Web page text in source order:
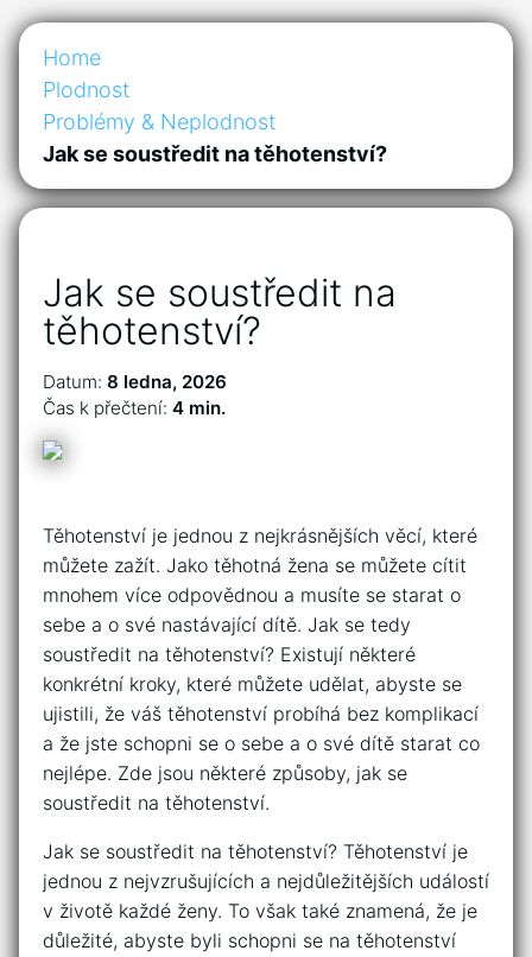
Home
Plodnost
Problémy & Neplodnost
Jak se soustředit na těhotenství?
Jak se soustředit na
těhotenství?
Datum: 8 ledna, 2026
Čas k přečtení: 4 min.
Těhotenství je jednou z nejkrásnějších věcí, které
můžete zažít. Jako těhotná žena se můžete cítit
mnohem více odpovědnou a musíte se starat o
sebe a o své nastávající dítě. Jak se tedy
soustředit na těhotenství? Existují některé
konkrétní kroky, které můžete udělat, abyste se
ujistili, že váš těhotenství probíhá bez komplikací
a že jste schopni se o sebe a o své dítě starat co
nejlépe. Zde jsou některé způsoby, jak se
soustředit na těhotenství.
Jak se soustředit na těhotenství? Těhotenství je
jednou z nejvzrušujících a nejdůležitějších událostí
v životě každé ženy. To však také znamená, že je
důležité, abyste byli schopni se na těhotenství